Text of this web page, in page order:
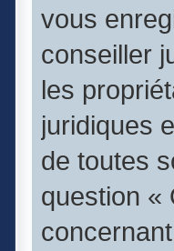
vous
conseiller
les
juridiques
de toutes
question «